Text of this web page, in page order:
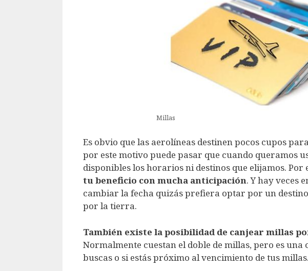
Millas
Es obvio que las aerolíneas destinen pocos cupos
por este motivo puede pasar que cuando queramos
disponibles los horarios ni destinos que elijamos. Por
tu beneficio con mucha anticipación. Y hay veces
cambiar la fecha quizás prefiera optar por un
por la tierra.
También existe la posibilidad de canjear millas
Normalmente cuestan el doble de millas, pero es una
buscas o si estás próximo al vencimiento de tus millas.